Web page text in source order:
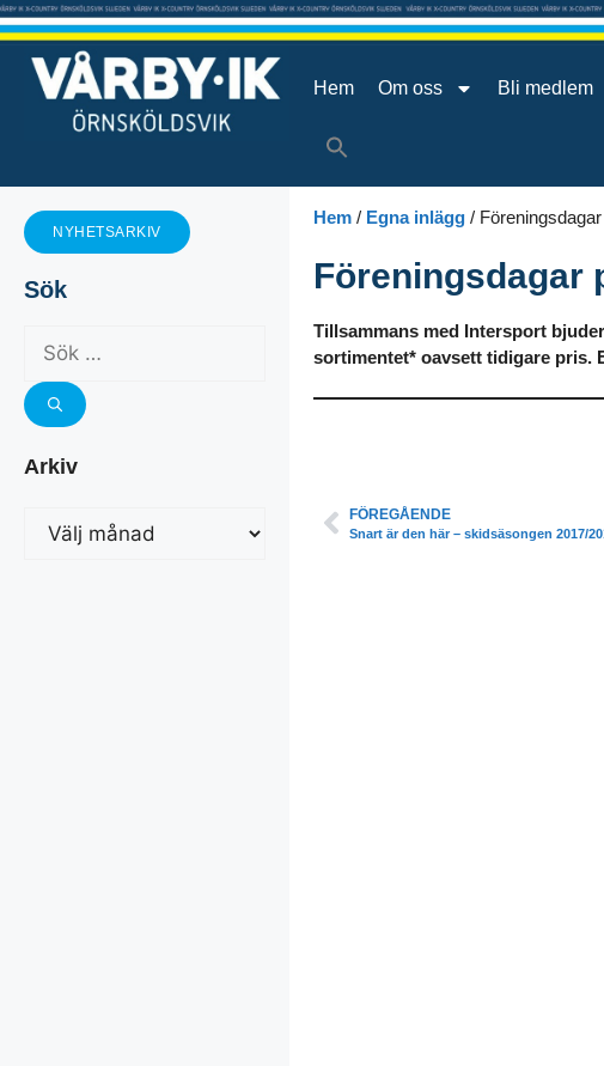
Hem Om oss Bli medlem
NYHETSARKIV
Sök
Arkiv
Hem/ Egna inlägg/
Föreningsdagar
Tillsammans med Intersport
sortimentet* oavsett tidigare pris.
FÖREGÅENDE
Snart är den här – skidsäsongen 2017/